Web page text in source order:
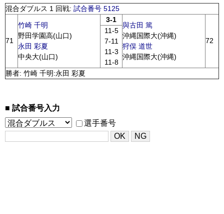
混合ダブルス 1 回戦: 試合番号 5125
71
竹崎 千明
野田学園高(山口)
永田 彩夏
中央大(山口)
3-1
與古田 篤
沖縄国際大(沖縄)
狩俣 道世
沖縄国際大(沖縄)
72
11-5
7-11
11-3
11-8
勝者: 竹崎 千明:永田 彩夏
試合番号入力
選手番号